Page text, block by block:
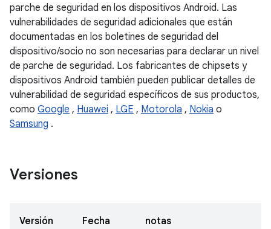
parche de seguridad en los dispositivos Android. Las
vulnerabilidades de seguridad adicionales que están
documentadas en los boletines de seguridad del
dispositivo/socio no son necesarias para declarar un nivel
de parche de seguridad. Los fabricantes de chipsets y
dispositivos Android también pueden publicar detalles de
vulnerabilidad de seguridad específicos de sus productos,
como Google , Huawei , LGE , Motorola , Nokia o
Samsung .
Versiones
Versión Fecha notas